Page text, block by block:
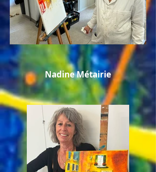
Nadine Métairie